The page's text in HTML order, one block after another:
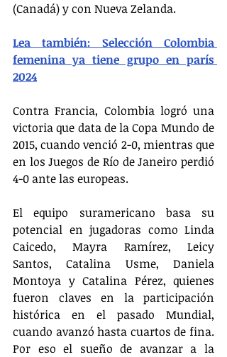
(Canadá) y con Nueva Zelanda.
Lea también: Selección Colombia
femenina ya tiene grupo en parís
2024
Contra Francia, Colombia logró una
victoria que data de la Copa Mundo de
2015, cuando venció 2-0, mientras que
en los Juegos de Río de Janeiro perdió
4-0 ante las europeas.
El equipo suramericano basa su
potencial en jugadoras como Linda
Caicedo, Mayra Ramírez, Leicy
Santos, Catalina Usme, Daniela
Montoya y Catalina Pérez, quienes
fueron claves en la participación
histórica en el pasado Mundial,
cuando avanzó hasta cuartos de fina.
Por eso el sueño de avanzar a la